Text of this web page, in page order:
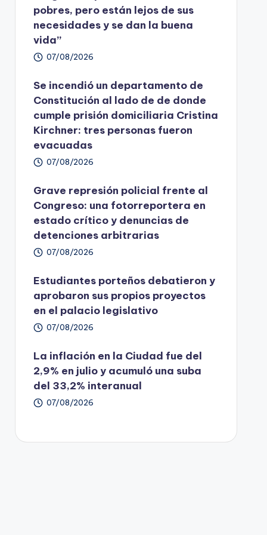
pobres, pero están lejos de sus
necesidades y se dan la buena
vida”
07/08/2026
Se incendió un departamento de
Constitución al lado de de donde
cumple prisión domiciliaria Cristina
Kirchner: tres personas fueron
evacuadas
07/08/2026
Grave represión policial frente al
Congreso: una fotorreportera en
estado crítico y denuncias de
detenciones arbitrarias
07/08/2026
Estudiantes porteños debatieron y
aprobaron sus propios proyectos
en el palacio legislativo
07/08/2026
La inflación en la Ciudad fue del
2,9% en julio y acumuló una suba
del 33,2% interanual
07/08/2026